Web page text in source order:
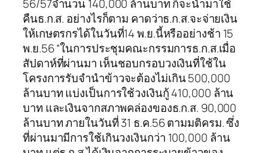
56/57จำนวน 140,000 ล้านบาท ก็จะนำมาใช้
คืนธ.ก.ส. อย่างไรก็ตาม คาดว่าธ.ก.ส.จะจ่ายเงิน
ให้เกษตรกรได้ในวันที่14 พ.ย.นี้หรืออย่างช้า 15
พ.ย.56 “ในการประชุมคณะกรรมการธ.ก.ส.เมื่อ
สัปดาห์ที่ผ่านมา เห็นชอบกรอบวงเงินที่ใช้ใน
โครงการรับจำนำข้าวจะต้องไม่เกิน 500,000
ล้านบาท แบ่งเป็นการใช้วงเงินกู้ 410,000 ล้าน
บาท และเงินจากสภาพคล่องของธ.ก.ส. 90,000
ล้านบาท ภายในวันที่ 31 ธ.ค.56 ตามมติครม. ซึ่ง
ที่ผ่านมามีการใช้เกินวงเงินกว่า 100,000 ล้าน